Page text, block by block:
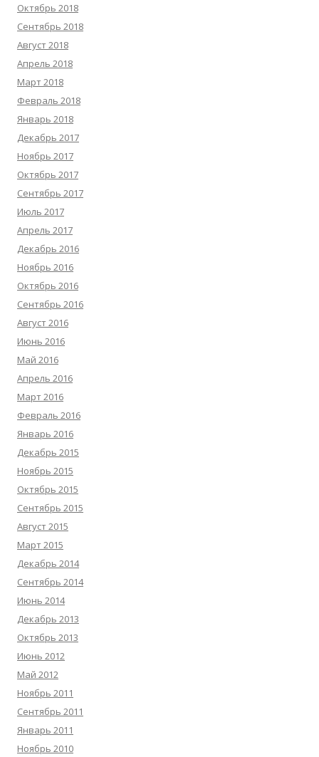
Октябрь 2018
Сентябрь 2018
Август 2018
Апрель 2018
Март 2018
Февраль 2018
Январь 2018
Декабрь 2017
Ноябрь 2017
Октябрь 2017
Сентябрь 2017
Июль 2017
Апрель 2017
Декабрь 2016
Ноябрь 2016
Октябрь 2016
Сентябрь 2016
Август 2016
Июнь 2016
Май 2016
Апрель 2016
Март 2016
Февраль 2016
Январь 2016
Декабрь 2015
Ноябрь 2015
Октябрь 2015
Сентябрь 2015
Август 2015
Март 2015
Декабрь 2014
Сентябрь 2014
Июнь 2014
Декабрь 2013
Октябрь 2013
Июнь 2012
Май 2012
Ноябрь 2011
Сентябрь 2011
Январь 2011
Ноябрь 2010